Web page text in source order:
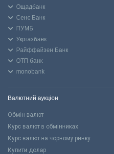
Ощадбанк
Сенс Банк
ПУМБ
Укргазбанк
Райффайзен Банк
ОТП банк
monobank
Валютний аукціон
Обмін валют
Курс валют в обмінниках
Курс валют на чорному ринку
Купити долар